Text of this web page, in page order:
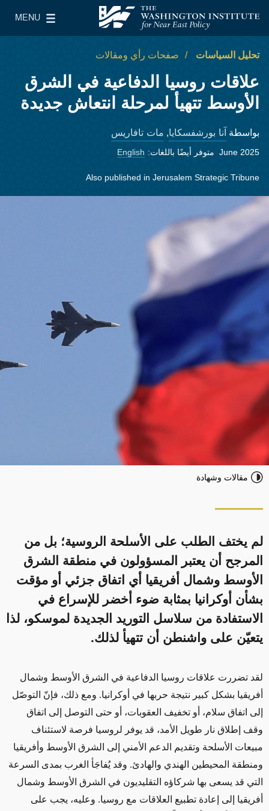
معهد واشنطن لسياسات الشرق الأدنى
MENU
Main Menu
تحليل السياسات صفحات رأي ومقالات
علاقات روسيا الدفاعية في الشرق
الأوسط تتهيأ لمرحلة انتعاش جديدة
بواسطة آنا بورشفسكايا, مات تافاريس
June 2025 متوفر أيضًا باللغات: English
Also published inJerusalem Strategic Tribune
مقالات وشهادة
لم يختف الطلب على الأسلحة الروسية؛ بل من
المرجح أن يعتبر المسؤولون في منطقة الشرق
الأوسط وشمال أفريقيا أي اتفاق جزئي أو مؤقت
بشأن أوكرانيا بمثابة ضوء أخضر للإسراع في
الاستفادة من سلاسل التوريد الجديدة لموسكو، لذا
يتعيّن على واشنطن أن تتهيأ لذلك.
لقد تضررت علاقات روسيا الدفاعية في الشرق الأوسط وشمال
أفريقيا بشكل كبير نتيجة حربها في أوكرانيا. ومع ذلك، فإنّ التوصّل
إلى اتفاق سلام، أو تخفيف العقوبات، أو حتى التوصل إلى اتفاق
وقف إطلاق نار طويل الأمد، قد يوفر لروسيا فرصة لاستئناف
مبيعات الأسلحة وتقديم الدعم الأمني إلى الشرق الأوسط وأفريقيا
ومنطقة المحيطين الهندي والهادئ. وقد يُفاجَأ الغرب بمدى السرعة
التي قد يسعى بها شركاؤه التقليديون في الشرق الأوسط وشمال
أفريقيا إلى إعادة تطبيع العلاقات مع روسيا. وعليه، يجب على